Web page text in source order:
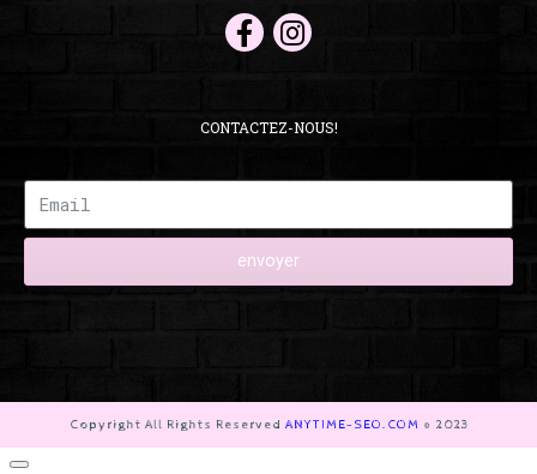
CONTACTEZ-NOUS!
envoyer
Copyright All Rights Reserved ANYTIME-SEO.COM © 2023